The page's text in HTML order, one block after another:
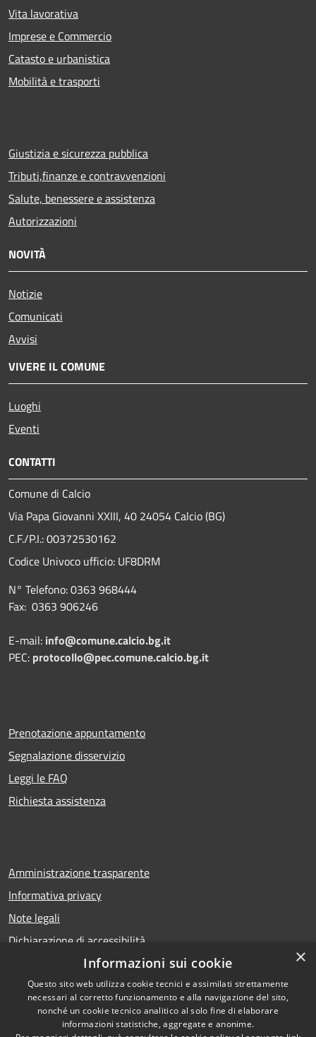
Vita lavorativa
Imprese e Commercio
Catasto e urbanistica
Mobilità e trasporti
Giustizia e sicurezza pubblica
Tributi,finanze e contravvenzioni
Salute, benessere e assistenza
Autorizzazioni
NOVITÀ
Notizie
Comunicati
Avvisi
VIVERE IL COMUNE
Luoghi
Eventi
CONTATTI
Comune di Calcio
Via Papa Giovanni XXIII, 40 24054 Calcio (BG)
C.F./P.I.: 00372530162
Codice Univoco ufficio: UF8DRM
N° Telefono: 0363 968444
Fax: 0363 906246
E-mail: info@comune.calcio.bg.it
PEC: protocollo@pec.comune.calcio.bg.it
Prenotazione appuntamento
Segnalazione disservizio
Leggi le FAQ
Richiesta assistenza
Amministrazione trasparente
Informativa privacy
Note legali
Dichiarazione di accessibilità
RSS
Accessibilità
Copyright © 2026 • Comune di
Calcio • Powered by
×
Informazioni sui cookie
Questo sito web utilizza cookie tecnici e assimilati strettamente
necessari al corretto funzionamento e alla navigazione del sito,
nonché un cookie tecnico analitico al solo fine di elaborare
informazioni statistiche, aggregate e anonime.